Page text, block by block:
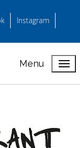
Instagram
Menu